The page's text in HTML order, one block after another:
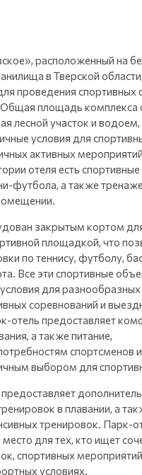
расположенный на
в Тверской
проведения спортивных
площадь комплекса
лесной участок и водоем,
условия для
активных
отеля есть
футбола, а также
закрытым кортом
площадкой, что
по теннису, футболу,
Все эти спортивные
для разнообразных
соревнований и
отель предоставляет
а также питание,
спортсменов
выбором для
в плавании, а
тренировок. Парк-
для тех, кто ищет
спортивных
условиях.